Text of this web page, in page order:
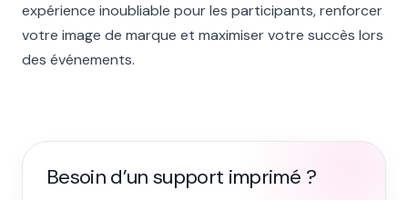
expérience inoubliable pour les participants, renforcer
votre image de marque et maximiser votre succès lors
des événements.
Besoin d’un support imprimé ?